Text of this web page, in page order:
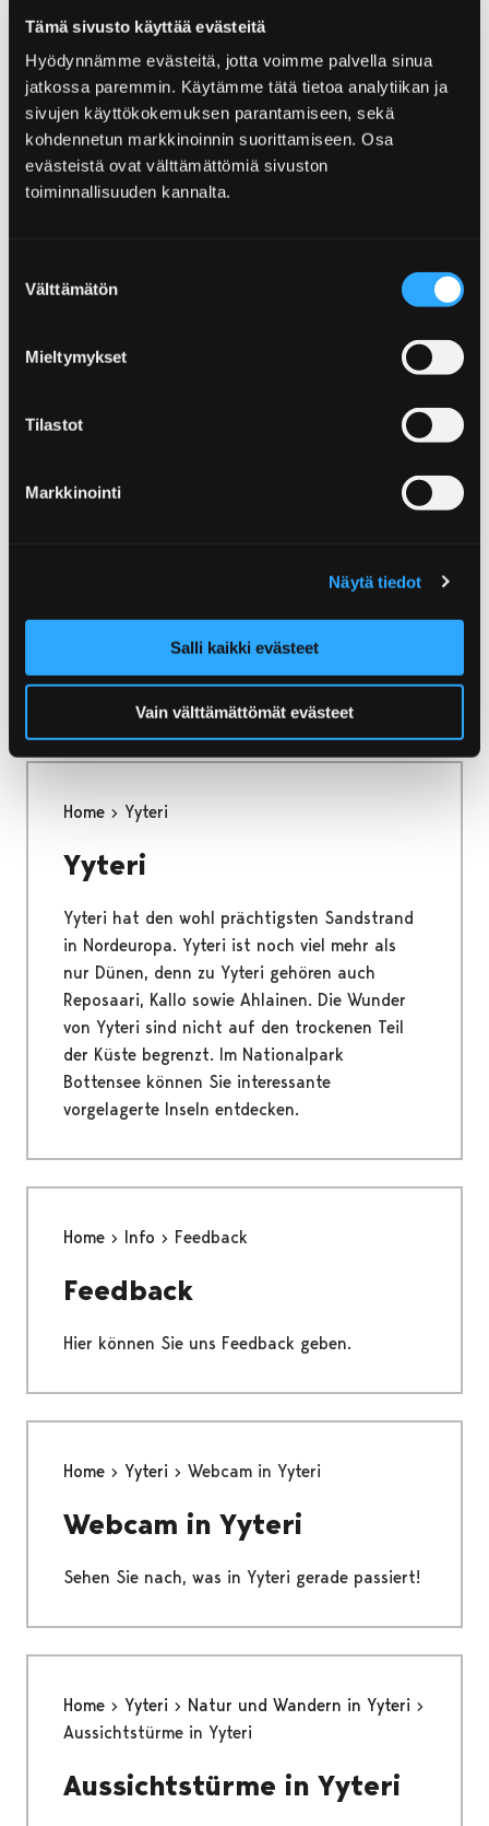
Tämä sivusto käyttää evästeitä
Hyödynnämme evästeitä, jotta voimme palvella sinua
jatkossa paremmin. Käytämme tätä tietoa analytiikan ja
sivujen käyttökokemuksen parantamiseen, sekä
kohdennetun markkinoinnin suorittamiseen. Osa
evästeistä ovat välttämättömiä sivuston
toiminnallisuuden kannalta.
valinta
Välttämätön
Mieltymykset
Tilastot
Markkinointi
Näytä tiedot
Salli kaikki evästeet
Vain välttämättömät evästeet
Karten
Sie sollen sich nicht unnötig verlaufen.
Stecken Sie schon mal eine Karte in die
Gesäßtasche und prüfen Sie, wo die
Touristeninformation erhältlich.
Home
Sie in die Welt der Kunst und Architektur,
Inselwelt entzücken. Pori bietet Erlebnisse für
jedermann.
Home Yyteri
Yyteri
Yyteri hat den wohl prächtigsten Sandstrand
in Nordeuropa. Yyteri ist noch viel mehr als
nur Dünen, denn zu Yyteri gehören auch
Reposaari, Kallo sowie Ahlainen. Die Wunder
von Yyteri sind nicht auf den trockenen Teil
der Küste begrenzt. Im Nationalpark
Bottensee können Sie interessante
vorgelagerte Inseln entdecken.
Home Info Feedback
Feedback
Hier können Sie uns Feedback geben.
Home Yyteri Webcam in Yyteri
Webcam in Yyteri
Sehen Sie nach, was in Yyteri gerade passiert!
Home Yyteri
Natur und Wandern in Yyteri
Aussichtstürme in Yyteri
Aussichtstürme in Yyteri